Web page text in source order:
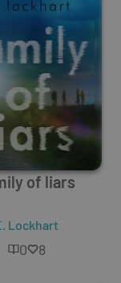
of liars
Lockhart
0 8